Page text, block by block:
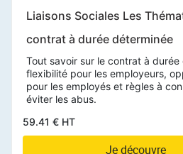
Liaisons Sociales Les
contrat à durée déterminée
Tout savoir sur le contrat à durée
flexibilité pour les employeurs,
pour les employés et règles à
éviter les abus.
59.41 € HT
Je découvre